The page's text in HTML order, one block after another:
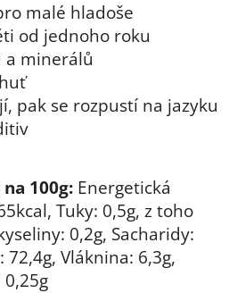
malé hladoše
od jednoho roku
minerálů
pak se rozpustí na jazyku
100g: Energetická
Tuky: 0,5g, z toho
0,2g, Sacharidy:
Vláknina: 6,3g,
0,25g